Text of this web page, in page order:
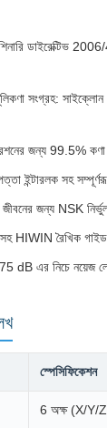
ডাইরেক্টিভ
সংগ্রহ: সাইক্লোন
জন্য 99.5% কণা
ইন্টারলক সহ
জন্য NSK নির্ভুল
HIWIN রৈখিক
dB এর নিচে নয়েজ
স্পেসিফিকেশন
6 অক্ষ (X/Y/